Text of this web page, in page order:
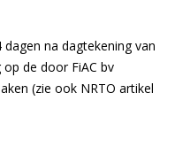
na dagtekening van
de door FiAC bv
(zie ook NRTO artikel